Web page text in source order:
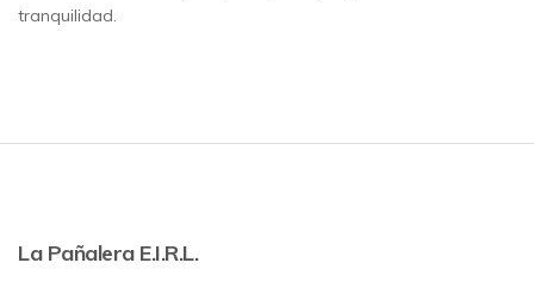
tranquilidad.
La Pañalera E.I.R.L.